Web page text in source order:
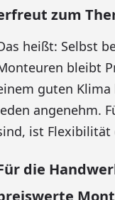
zum
heißt: Selbst
bleibt
guten
angenehm.
ist Flexibilität
die